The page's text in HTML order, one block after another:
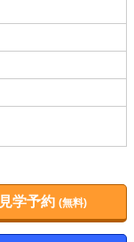
見学予約(無料)